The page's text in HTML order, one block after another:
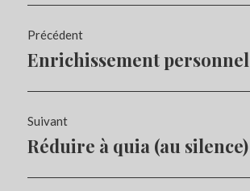
Navigation
de
l’article
Précédent
Article
Enrichissement personnel
Suivant
Article
Réduire à quia (au silence)